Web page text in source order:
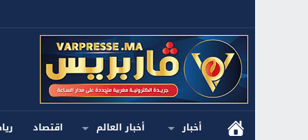
أخبار أخبار العالم اقتصاد